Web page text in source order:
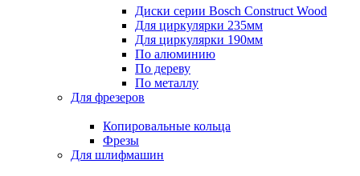
Диски серии Bosch Construct Wood
Для циркулярки 235мм
Для циркулярки 190мм
По алюминию
По дереву
По металлу
Для фрезеров
Копировальные кольца
Фрезы
Для шлифмашин